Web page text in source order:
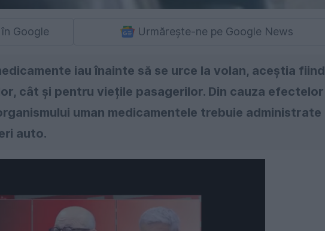
Google Urmărește-ne pe Google News
iau înainte să se urce la volan, aceștia fiind
cât și pentru viețile pasagerilor. Din cauza efectelor
uman medicamentele trebuie administrate
auto.